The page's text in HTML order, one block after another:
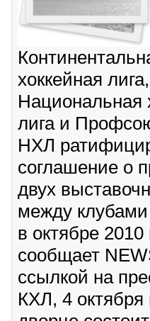
хоккейная лига,
Национальная
лига и
НХЛ
соглашение о
двух
между
в октябре 2010
сообщает
ссылкой на
КХЛ, 4